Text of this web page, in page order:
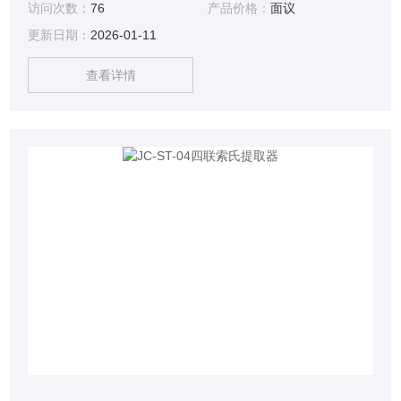
准。该仪器是食品、油脂、饲料、土壤等行业进行索氏提取的
较为理想设备。
访问次数：76 产品价格： 面议
更新日期：2026-01-11
查看详情